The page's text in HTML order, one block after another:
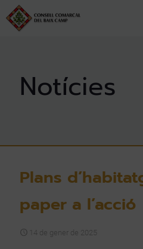
Plans
paper a l’acció
14 de gener de 2025